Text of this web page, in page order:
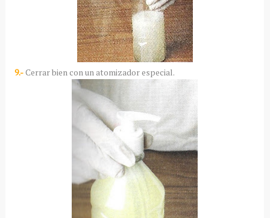
9.-Cerrar bien con un atomizador especial.